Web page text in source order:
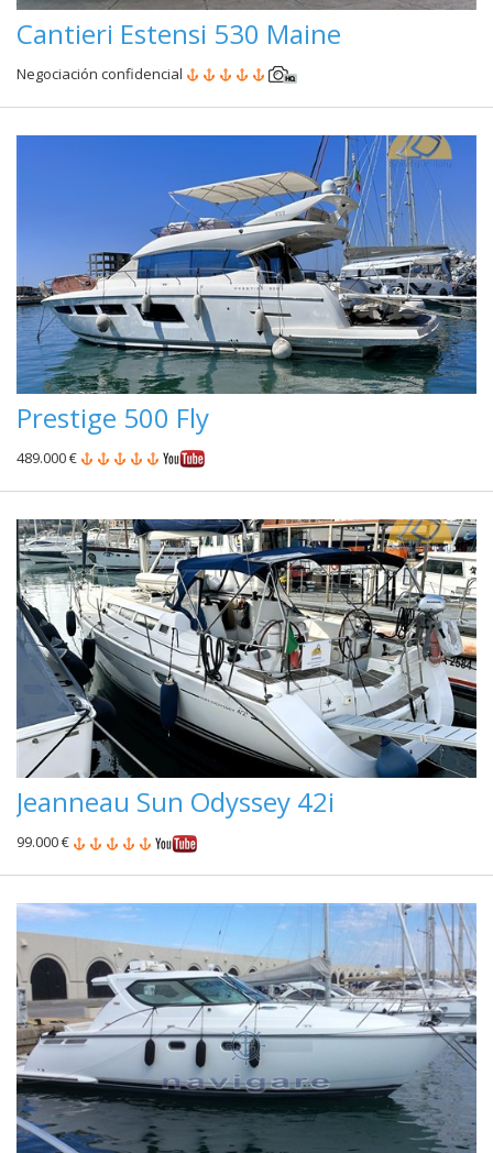
Cantieri Estensi 530 Maine
Negociación confidencial
Prestige 500 Fly
489.000 €
Jeanneau Sun Odyssey 42i
99.000 €